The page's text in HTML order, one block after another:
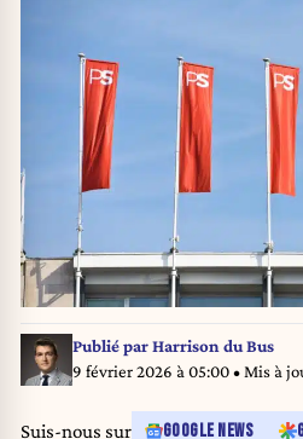
Publié parHarrison du Bus
9 février 2026 à 05:00• Mis à
Suis-nous sur GOOGLE NEWS